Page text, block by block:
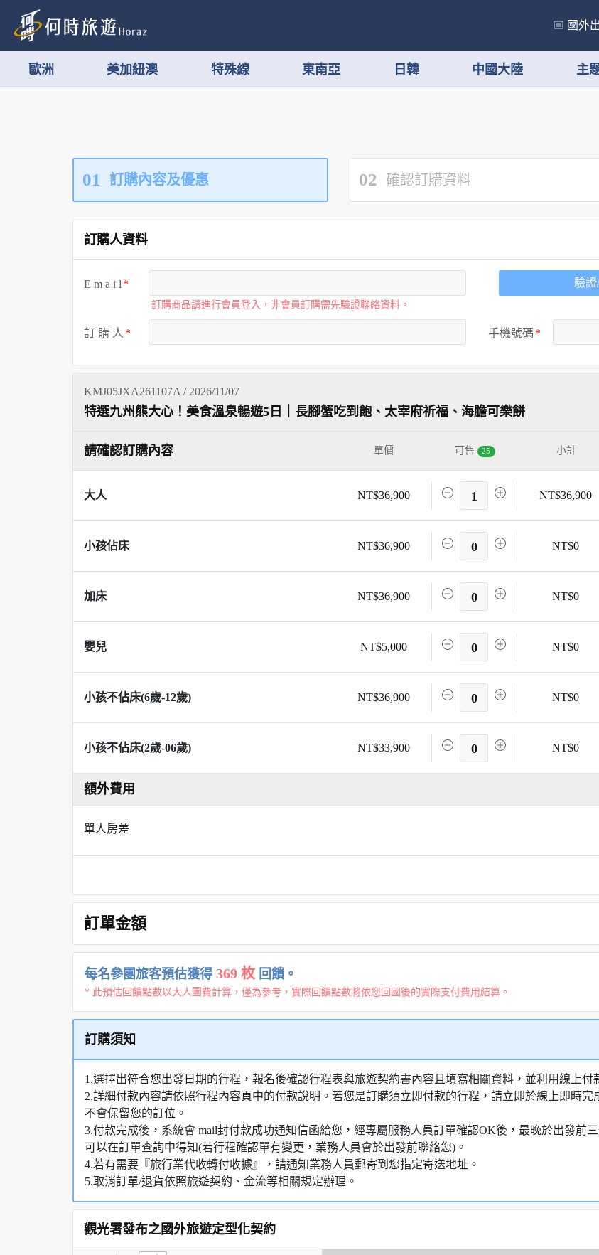
國外
歐洲 美加紐澳 特殊線 東南亞 日韓 中國大陸 主
01 訂購內容及優惠 02 確認訂購資料
訂購人資料
E m a i l
訂購商品請進行會員登入，非會員訂購需先驗證聯絡資料。
驗證
訂 購 人 手機號碼
KMJ05JXA261107A / 2026/11/07
特選九州熊大心！美食溫泉暢遊5日｜長腳蟹吃到飽、太宰府祈福、海膽可樂餅
請確認訂購內容 單價 可售 25 小計
大人 NT$36,900 1 NT$36,900
小孩佔床 NT$36,900 0 NT$0
加床 NT$36,900 0 NT$0
嬰兒 NT$5,000 0 NT$0
小孩不佔床(6歲-12歲) NT$36,900 0 NT$0
小孩不佔床(2歲-06歲) NT$33,900 0 NT$0
額外費用
單人房差
訂單金額
每名參團旅客預估獲得 369 枚 回饋。
* 此預估回饋點數以大人團費計算，僅為參考，實際回饋點數將依您回國後的實際支付費用結算。
訂購須知
1.選擇出符合您出發日期的行程，報名後確認行程表與旅遊契約書內容且填寫相關資料，並利用線上付
2.詳細付款內容請依照行程內容頁中的付款說明。若您是訂購須立即付款的行程，請立即於線上即時
不會保留您的訂位。
3.付款完成後，系統會 mail封付款成功通知信函給您，經專屬服務人員訂單確認OK後，最晚於出發前
可以在訂單查詢中得知(若行程確認單有變更，業務人員會於出發前聯絡您)。
4.若有需要『旅行業代收轉付收據』，請通知業務人員郵寄到您指定寄送地址。
5.取消訂單/退貨依照旅遊契約、金流等相關規定辦理。
觀光署發布之國外旅遊定型化契約